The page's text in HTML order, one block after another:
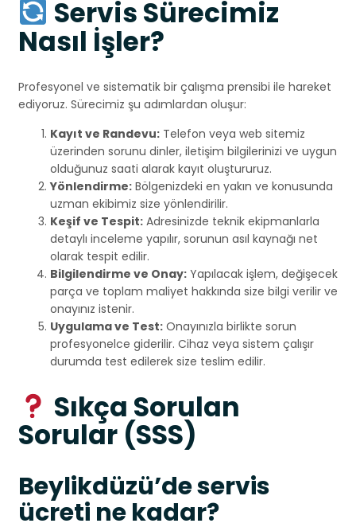
Servis Sürecimiz
Nasıl İşler?
Profesyonel ve sistematik bir çalışma prensibi ile hareket
ediyoruz. Sürecimiz şu adımlardan oluşur:
Kayıt ve Randevu: Telefon veya web sitemiz
üzerinden sorunu dinler, iletişim bilgilerinizi ve uygun
olduğunuz saati alarak kayıt oluştururuz.
Yönlendirme: Bölgenizdeki en yakın ve konusunda
uzman ekibimiz size yönlendirilir.
Keşif ve Tespit: Adresinizde teknik ekipmanlarla
detaylı inceleme yapılır, sorunun asıl kaynağı net
olarak tespit edilir.
Bilgilendirme ve Onay: Yapılacak işlem, değişecek
parça ve toplam maliyet hakkında size bilgi verilir ve
onayınız istenir.
Uygulama ve Test: Onayınızla birlikte sorun
profesyonelce giderilir. Cihaz veya sistem çalışır
durumda test edilerek size teslim edilir.
Sıkça Sorulan
Sorular (SSS)
Beylikdüzü’de servis
ücreti ne kadar?